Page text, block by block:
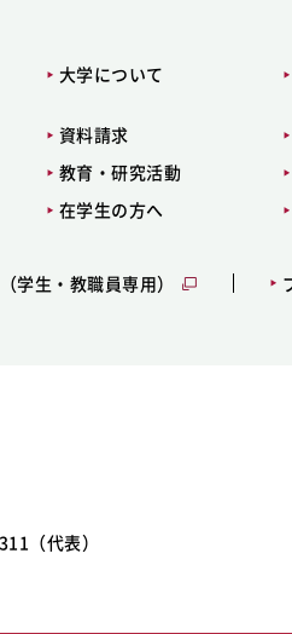
大学について
資料請求
教育・研究活動
在学生の方へ
学生・教職員専用）
（代表）